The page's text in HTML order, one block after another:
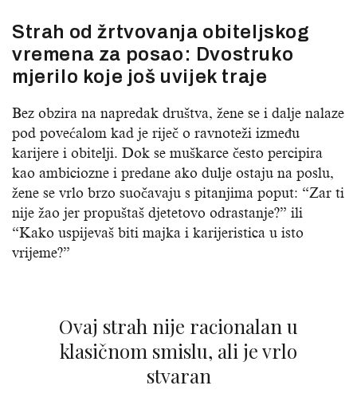
Strah od žrtvovanja obiteljskog
vremena za posao: Dvostruko
mjerilo koje još uvijek traje
Bez obzira na napredak društva, žene se i dalje nalaze
pod povećalom kad je riječ o ravnoteži između
karijere i obitelji. Dok se muškarce često percipira
kao ambiciozne i predane ako dulje ostaju na poslu,
žene se vrlo brzo suočavaju s pitanjima poput: “Zar ti
nije žao jer propuštaš djetetovo odrastanje?” ili
“Kako uspijevaš biti majka i karijeristica u isto
vrijeme?”
Ovaj strah nije racionalan u
klasičnom smislu, ali je vrlo
stvaran